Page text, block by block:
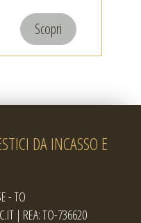
Scopri
DA INCASSO E
- TO
| REA: TO-736620